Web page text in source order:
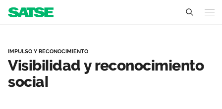
Conócenos
Un sindicato profesional e independiente
Nuestro trabajo
IMPULSO Y RECONOCIMIENTO
Visibilidad y reconocimiento
social